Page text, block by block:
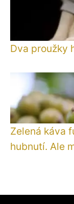
Dva proužky
Zelená káva
hubnutí. Ale